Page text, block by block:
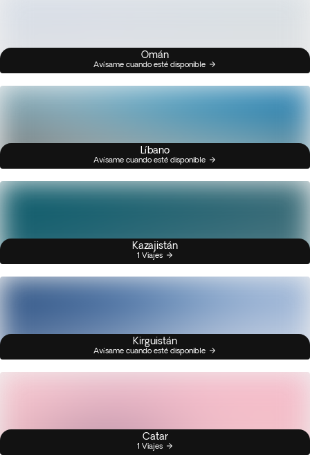
Omán
Avísame cuando esté disponible
Líbano
Avísame cuando esté disponible
Kazajistán
1 Viajes
Kirguistán
Avísame cuando esté disponible
Catar
1 Viajes